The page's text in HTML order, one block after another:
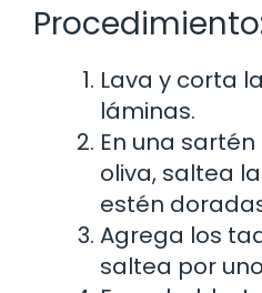
Lava y corta
láminas.
En una
oliva, saltea
estén
Agrega los
saltea por